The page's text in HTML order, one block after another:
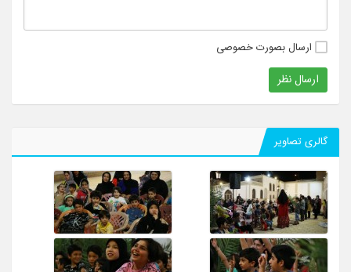
ارسال بصورت خصوصی
ارسال نظر
گالری تصاویر